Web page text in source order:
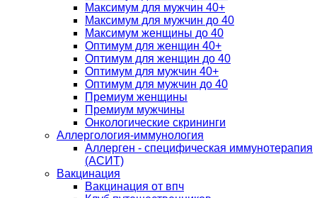
Максимум для мужчин 40+
Максимум для мужчин до 40
Максимум женщины до 40
Оптимум для женщин 40+
Оптимум для женщин до 40
Оптимум для мужчин 40+
Оптимум для мужчин до 40
Премиум женщины
Премиум мужчины
Онкологические скрининги
Аллергология-иммунология
Аллерген - специфическая иммунотерапия
(АСИТ)
Вакцинация
Вакцинация от впч